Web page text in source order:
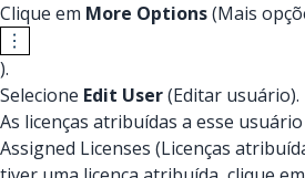
Clique em More Options(Mais
).
Selecione Edit User(Editar usuário).
As licenças atribuídas a esse
Assigned Licenses (Licenças